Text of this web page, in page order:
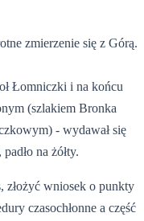
zmierzenie się z Górą.
Łomniczki i na końcu
(szlakiem Bronka
- wydawał się
na żółty.
złożyć wniosek o punkty
czasochłonne a część